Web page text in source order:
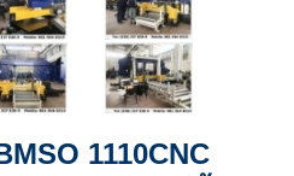
1110CNC